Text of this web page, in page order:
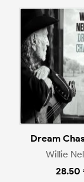
Dream
Willie
28.50